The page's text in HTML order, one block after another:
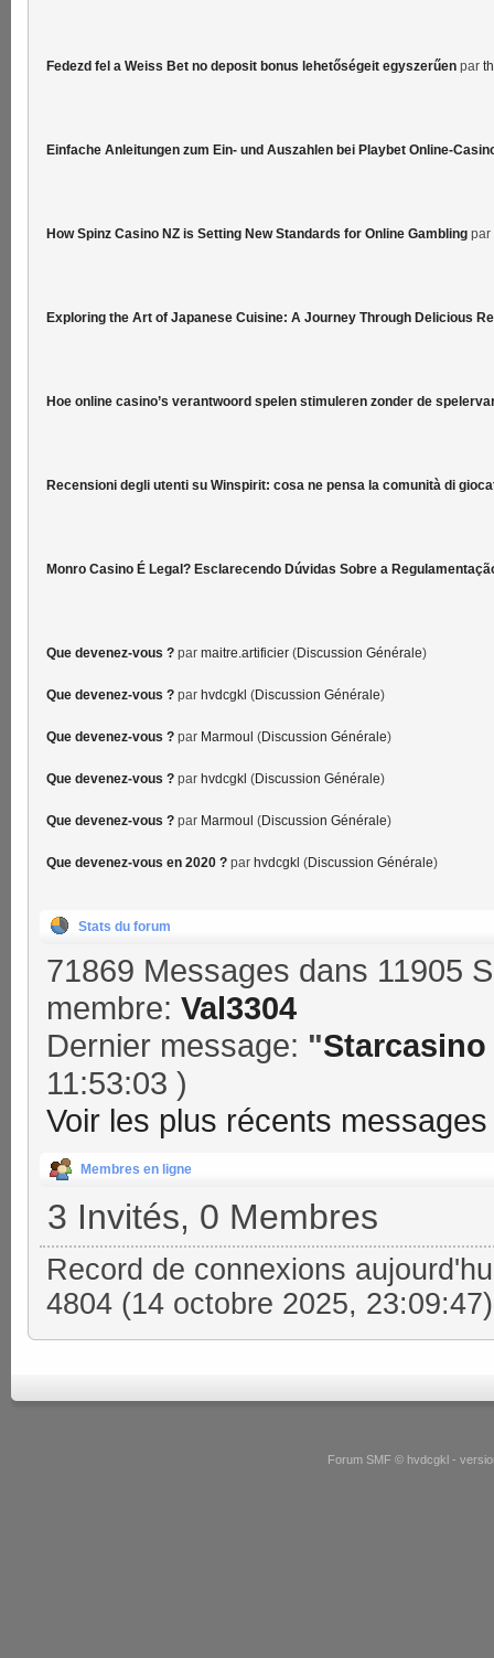
Fedezd fel a Weiss Bet no deposit bonus lehetőségeit egyszerűen par
Einfache Anleitungen zum Ein- und Auszahlen bei Playbet Online-
How Spinz Casino NZ is Setting New Standards for Online Gambling par
Exploring the Art of Japanese Cuisine: A Journey Through Delicious
Hoe online casino’s verantwoord spelen stimuleren zonder de
Recensioni degli utenti su Winspirit: cosa ne pensa la comunità di
Monro Casino É Legal? Esclarecendo Dúvidas Sobre a
Que devenez-vous ? par maitre.artificier (Discussion Générale)
Que devenez-vous ? par hvdcgkl (Discussion Générale)
Que devenez-vous ? par Marmoul (Discussion Générale)
Que devenez-vous ? par hvdcgkl (Discussion Générale)
Que devenez-vous ? par Marmoul (Discussion Générale)
Que devenez-vous en 2020 ? par hvdcgkl (Discussion Générale)
Stats du forum
71869 Messages dans 11905
membre: Val3304
Dernier message: "
11:53:03 )
Voir les plus récents
Membres en ligne
3 Invités, 0 Membres
Record de connexions
4804 (14 octobre 2025, 23:09:47)
Forum SMF © hvdcgkl -